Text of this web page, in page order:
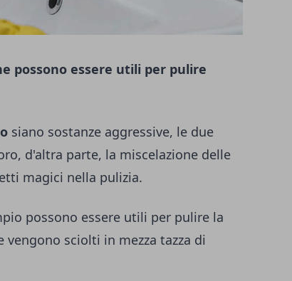
possono essere utili per pulire
siano sostanze aggressive, le due
d'altra parte, la miscelazione delle
magici nella pulizia.
possono essere utili per pulire la
sciolti in mezza tazza di